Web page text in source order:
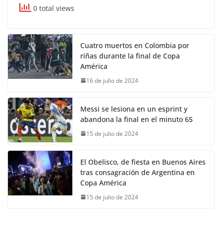
0 total views
Cuatro muertos en Colombia por
riñas durante la final de Copa
América
16 de julio de 2024
Messi se lesiona en un esprint y
abandona la final en el minuto 65
15 de julio de 2024
El Obelisco, de fiesta en Buenos Aires
tras consagración de Argentina en
Copa América
15 de julio de 2024